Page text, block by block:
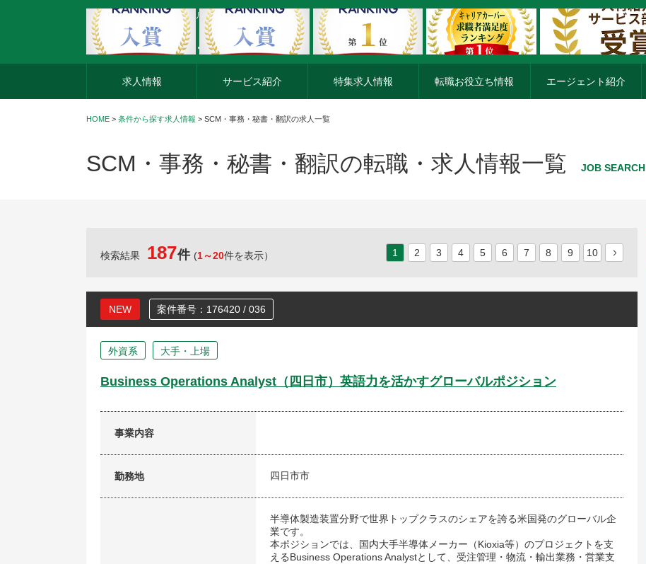
外資系企業の転職・キャリア転職ならアージスジャパン
求人情報 サービス紹介 特集求人情報 転職お役立ち情報 エージェント紹介
HOME > 条件から探す求人情報 > SCM・事務・秘書・翻訳の求人一覧
SCM・事務・秘書・翻訳の転職・求人情報一覧 JOB SEARCH
検索結果 187件 (1～20件を表示） 1 2 3 4 5 6 7 8 9 10
NEW 案件番号：176420 / 036
外資系 大手・上場
Business Operations Analyst（四日市）英語力を活かすグローバルポジション
事業内容
勤務地 四日市市
半導体製造装置分野で世界トップクラスのシェアを誇る米国発のグローバル企
業です。
本ポジションでは、国内大手半導体メーカー（Kioxia等）のプロジェクトを支
えるBusiness Operations Analystとして、受注管理・物流・輸出業務・営業支